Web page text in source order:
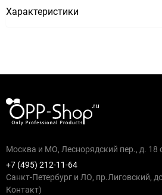
Характеристики
Москва и МО, Леснорядский пер., д. 18
+7 (495) 212-11-64
Санкт-Петербург и ЛО, пр.Лиговский,
Контакт)